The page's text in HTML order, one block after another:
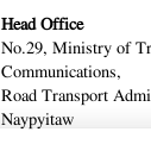
Head Office
No.29, Ministry of
Communications,
Road Transport
Naypyitaw